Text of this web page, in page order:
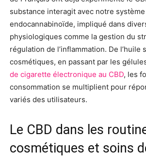
substance interagit avec notre système
endocannabinoïde, impliqué dans
physiologiques comme la gestion du
régulation de l’inflammation. De l’huile
cosmétiques, en passant par les
de cigarette électronique au CBD, les
consommation se multiplient pour
variés des utilisateurs.
Le CBD dans les
cosmétiques et soins